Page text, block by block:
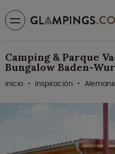
Camping & Parque
Bungalow Baden-
inicio inspiración